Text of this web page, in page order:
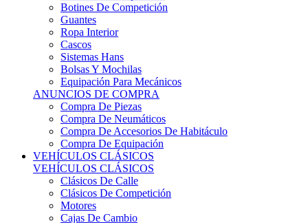
Botines De Competición
Guantes
Ropa Interior
Cascos
Sistemas Hans
Bolsas Y Mochilas
Equipación Para Mecánicos
ANUNCIOS DE COMPRA
Compra De Piezas
Compra De Neumáticos
Compra De Accesorios De Habitáculo
Compra De Equipación
VEHÍCULOS CLÁSICOS
VEHÍCULOS CLÁSICOS
Clásicos De Calle
Clásicos De Competición
Motores
Cajas De Cambio